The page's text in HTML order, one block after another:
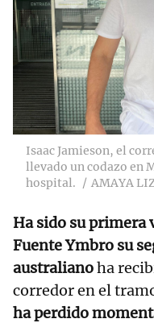
Isaac Jamieson, el
llevado un codazo en
hospital.
AMAYA
Ha sido su primera
Fuente Ymbro su
australianoha
corredor en el
ha perdido